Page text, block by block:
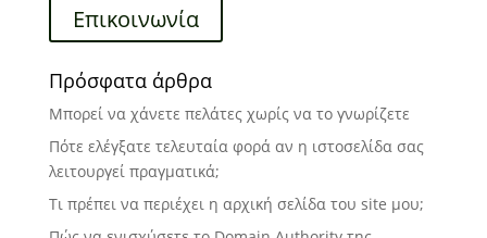
Επικοινωνία
Πρόσφατα άρθρα
Μπορεί να χάνετε πελάτες χωρίς να το γνωρίζετε
Πότε ελέγξατε τελευταία φορά αν η ιστοσελίδα σας
λειτουργεί πραγματικά;
Τι πρέπει να περιέχει η αρχική σελίδα του site μου;